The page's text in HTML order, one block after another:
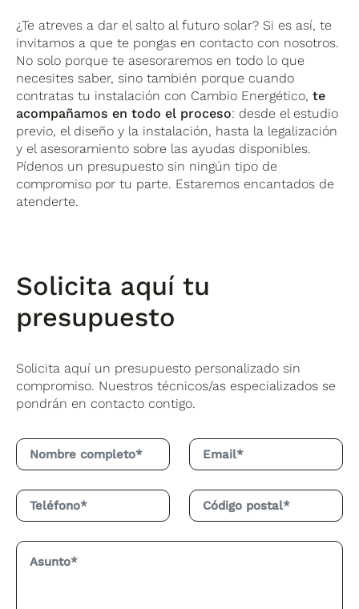
¿Te atreves a dar el salto al futuro solar? Si es así, te
invitamos a que te pongas en contacto con nosotros.
No solo porque te asesoraremos en todo lo que
necesites saber, sino también porque cuando
contratas tu instalación con Cambio Energético,te
acompañamos en todo el proceso: desde el estudio
previo, el diseño y la instalación, hasta la legalización
y el asesoramiento sobre las ayudas disponibles.
Pídenos un presupuesto sin ningún tipo de
compromiso por tu parte. Estaremos encantados de
atenderte.
Solicita aquí tu
presupuesto
Solicita aquí un presupuesto personalizado sin
compromiso. Nuestros técnicos/as especializados se
pondrán en contacto contigo.